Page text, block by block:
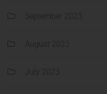
September 2023
August 2023
July 2023